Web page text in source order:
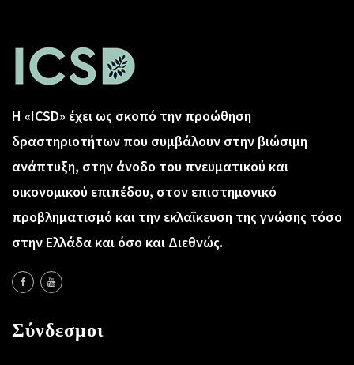
Η «ICSD» έχει ως σκοπό την προώθηση
δραστηριοτήτων που συμβάλουν στην βιώσιμη
ανάπτυξη, στην άνοδο του πνευματικού και
οικονομικού επιπέδου, στον επιστημονικό
προβληματισμό και την εκλαΐκευση της γνώσης τόσο
στην Ελλάδα και όσο και Διεθνώς.
Σύνδεσμοι